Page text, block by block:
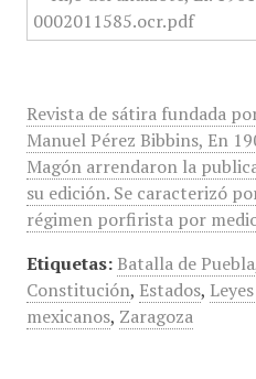
Revista de sátira fundada
Manuel Pérez Bibbins, En
Magón arrendaron la
su edición. Se caracterizó
régimen porfirista por
Etiquetas: Batalla de Puebla
Constitución, Estados,
mexicanos, Zaragoza